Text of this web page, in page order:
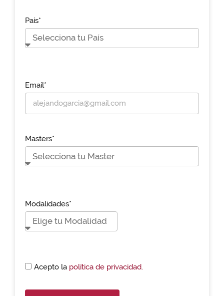
País*
Email*
Masters*
Modalidades*
Acepto la política de privacidad.